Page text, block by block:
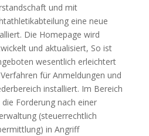
und mit
eine neue
Die Homepage wird
und aktualisiert, So ist
wesentlich erleichtert
für Anmeldungen und
installiert. Im Bereich
Forderung nach einer
(steuerrechtlich
in Angriff